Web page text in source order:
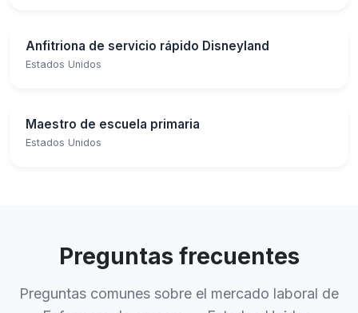
Anfitriona de servicio rápido Disneyland
Estados Unidos
Maestro de escuela primaria
Estados Unidos
Preguntas frecuentes
Preguntas comunes sobre el mercado laboral de